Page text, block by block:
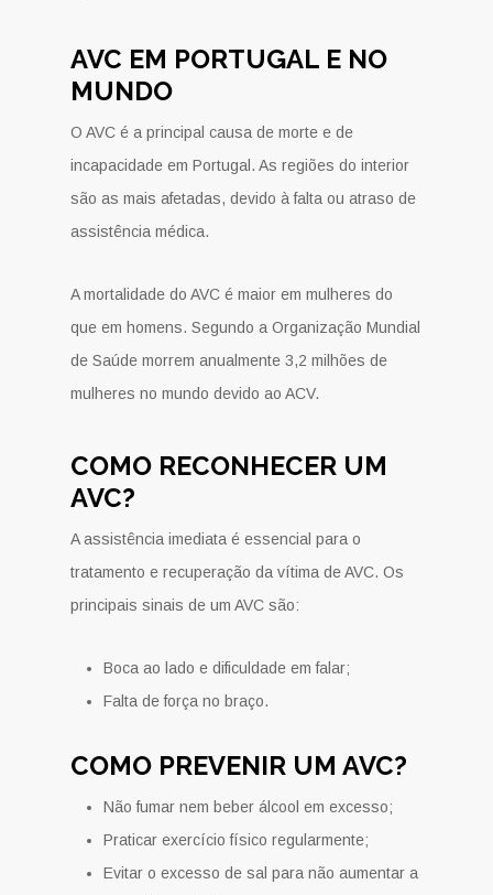
AVC EM PORTUGAL E NO
MUNDO
O AVC é a principal causa de morte e de
incapacidade em Portugal. As regiões do interior
são as mais afetadas, devido à falta ou atraso de
assistência médica.
A mortalidade do AVC é maior em mulheres do
que em homens. Segundo a Organização Mundial
de Saúde morrem anualmente 3,2 milhões de
mulheres no mundo devido ao ACV.
COMO RECONHECER UM
AVC?
A assistência imediata é essencial para o
tratamento e recuperação da vítima de AVC. Os
principais sinais de um AVC são:
Boca ao lado e dificuldade em falar;
Falta de força no braço.
COMO PREVENIR UM AVC?
Não fumar nem beber álcool em excesso;
Praticar exercício físico regularmente;
Evitar o excesso de sal para não aumentar a